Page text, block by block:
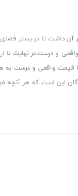
آن داشت تا در بستر
و درست.در نهایت
قیمت واقعی و درست
این است که هر آنچه